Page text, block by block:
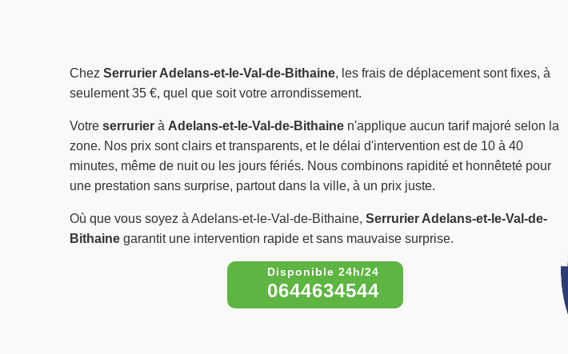
Chez Serrurier Adelans-et-le-Val-de-Bithaine, les frais de déplacement sont fixes, à
seulement 35 €, quel que soit votre arrondissement.
Votre serrurier à Adelans-et-le-Val-de-Bithaine n'applique aucun tarif majoré selon la
zone. Nos prix sont clairs et transparents, et le délai d'intervention est de 10 à 40
minutes, même de nuit ou les jours fériés. Nous combinons rapidité et honnêteté pour
une prestation sans surprise, partout dans la ville, à un prix juste.
Où que vous soyez à Adelans-et-le-Val-de-Bithaine, Serrurier Adelans-et-le-Val-de-
Bithaine garantit une intervention rapide et sans mauvaise surprise.
0644634544